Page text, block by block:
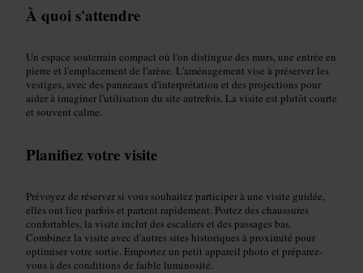
À quoi s'attendre
Un espace souterrain compact où l'on distingue des murs, une entrée en
pierre et l'emplacement de l'arène. L'aménagement vise à préserver les
vestiges, avec des panneaux d'interprétation et des projections pour
aider à imaginer l'utilisation du site autrefois. La visite est plutôt courte
et souvent calme.
Planifiez votre visite
Prévoyez de réserver si vous souhaitez participer à une visite guidée,
elles ont lieu parfois et partent rapidement. Portez des chaussures
confortables, la visite inclut des escaliers et des passages bas.
Combinez la visite avec d'autres sites historiques à proximité pour
optimiser votre sortie. Emportez un petit appareil photo et préparez-
vous à des conditions de faible luminosité.